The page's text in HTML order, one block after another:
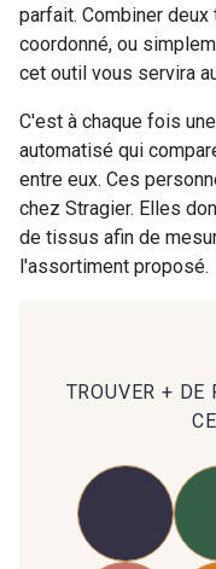
parfait. Combiner
coordonné, ou
cet outil vous servira
C'est à chaque fois
automatisé qui
entre eux. Ces
chez Stragier. Elles
de tissus afin de
l'assortiment proposé.
TROUVER + DE